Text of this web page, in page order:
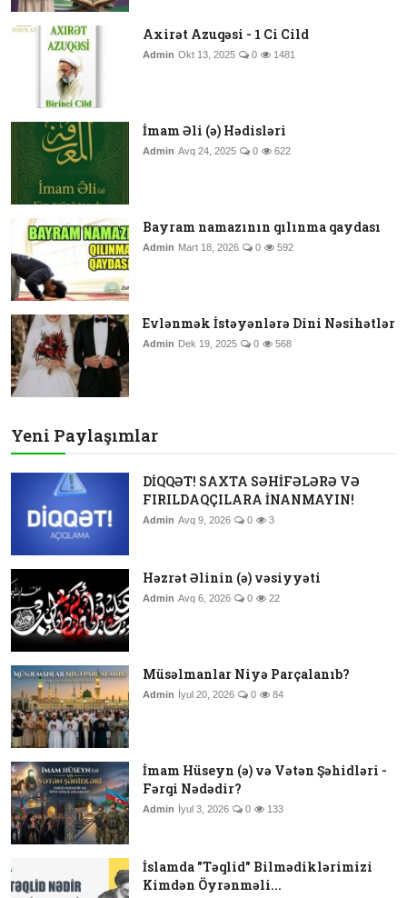
Axirət Azuqəsi - 1 Ci Cild
Admin Okt 13, 2025 0 1481
İmam Əli (ə) Hədisləri
Admin Avq 24, 2025 0 622
Bayram namazının qılınma qaydası
Admin Mart 18, 2026 0 592
Evlənmək İstəyənlərə Dini Nəsihətlər
Admin Dek 19, 2025 0 568
Yeni Paylaşımlar
DİQQƏT! SAXTA SƏHİFƏLƏRƏ VƏ
FIRILDAQÇILARA İNANMAYIN!
Admin Avq 9, 2026 0 3
Həzrət Əlinin (ə) vəsiyyəti
Admin Avq 6, 2026 0 22
Müsəlmanlar Niyə Parçalanıb?
Admin İyul 20, 2026 0 84
İmam Hüseyn (ə) və Vətən Şəhidləri -
Fərqi Nədədir?
Admin İyul 3, 2026 0 133
İslamda "Təqlid" Bilmədiklərimizi
Kimdən Öyrənməli...